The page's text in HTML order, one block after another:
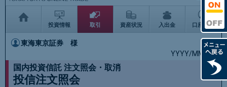
投資情報 取引 資産状況 入出金 口座情報
東海東京証券
様
YYYY/MM/DD
国内投資信託 注文照会・取消
投信注文照会